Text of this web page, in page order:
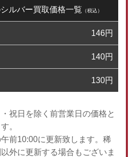
ルバー買取価格一覧 （税込）
146円
140円
130円
祝日を除く前営業日の価格と
。
前10:00に更新致します。稀
外に更新する場合もございま